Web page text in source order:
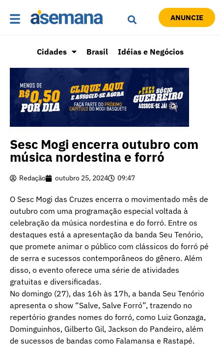
ANUNCIE
Cidades Brasil Idéias e Negócios
Sesc Mogi encerra outubro com
música nordestina e forró
Redação outubro 25, 2024 09:47
O Sesc Mogi das Cruzes encerra o movimentado mês de
outubro com uma programação especial voltada à
celebração da música nordestina e do forró. Entre os
destaques está a apresentação da banda Seu Tenório,
que promete animar o público com clássicos do forró pé
de serra e sucessos contemporâneos do gênero. Além
disso, o evento oferece uma série de atividades
gratuitas e diversificadas.
No domingo (27), das 16h às 17h, a banda Seu Tenório
apresenta o show “Salve, Salve Forró”, trazendo no
repertório grandes nomes do forró, como Luiz Gonzaga,
Dominguinhos, Gilberto Gil, Jackson do Pandeiro, além
de sucessos de bandas como Falamansa e Rastapé.